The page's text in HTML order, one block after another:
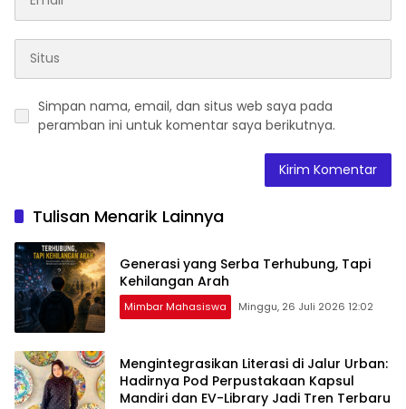
Simpan nama, email, dan situs web saya pada
peramban ini untuk komentar saya berikutnya.
Tulisan Menarik Lainnya
Generasi yang Serba Terhubung, Tapi
Kehilangan Arah
Mimbar Mahasiswa Minggu, 26 Juli 2026 12:02
Mengintegrasikan Literasi di Jalur Urban:
Hadirnya Pod Perpustakaan Kapsul
Mandiri dan EV-Library Jadi Tren Terbaru